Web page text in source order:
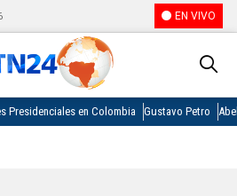
EN VIVO
Presidenciales en Colombia Gustavo Petro